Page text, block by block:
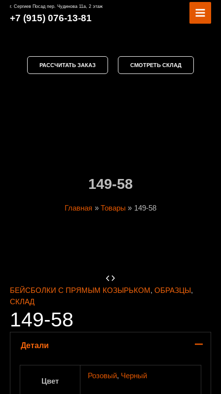
Перейти
г. Сергиев Посад пер. Чудинова 11а, 2 этаж
+7 (915) 076-13-81
РАССЧИТАТЬ ЗАКАЗ СМОТРЕТЬ СКЛАД
149-58
Главная Товары 149-58
БЕЙСБОЛКИ С ПРЯМЫМ КОЗЫРЬКОМ , ОБРАЗЦЫ ,
СКЛАД
149-58
Детали
Цвет
Розовый, Черный